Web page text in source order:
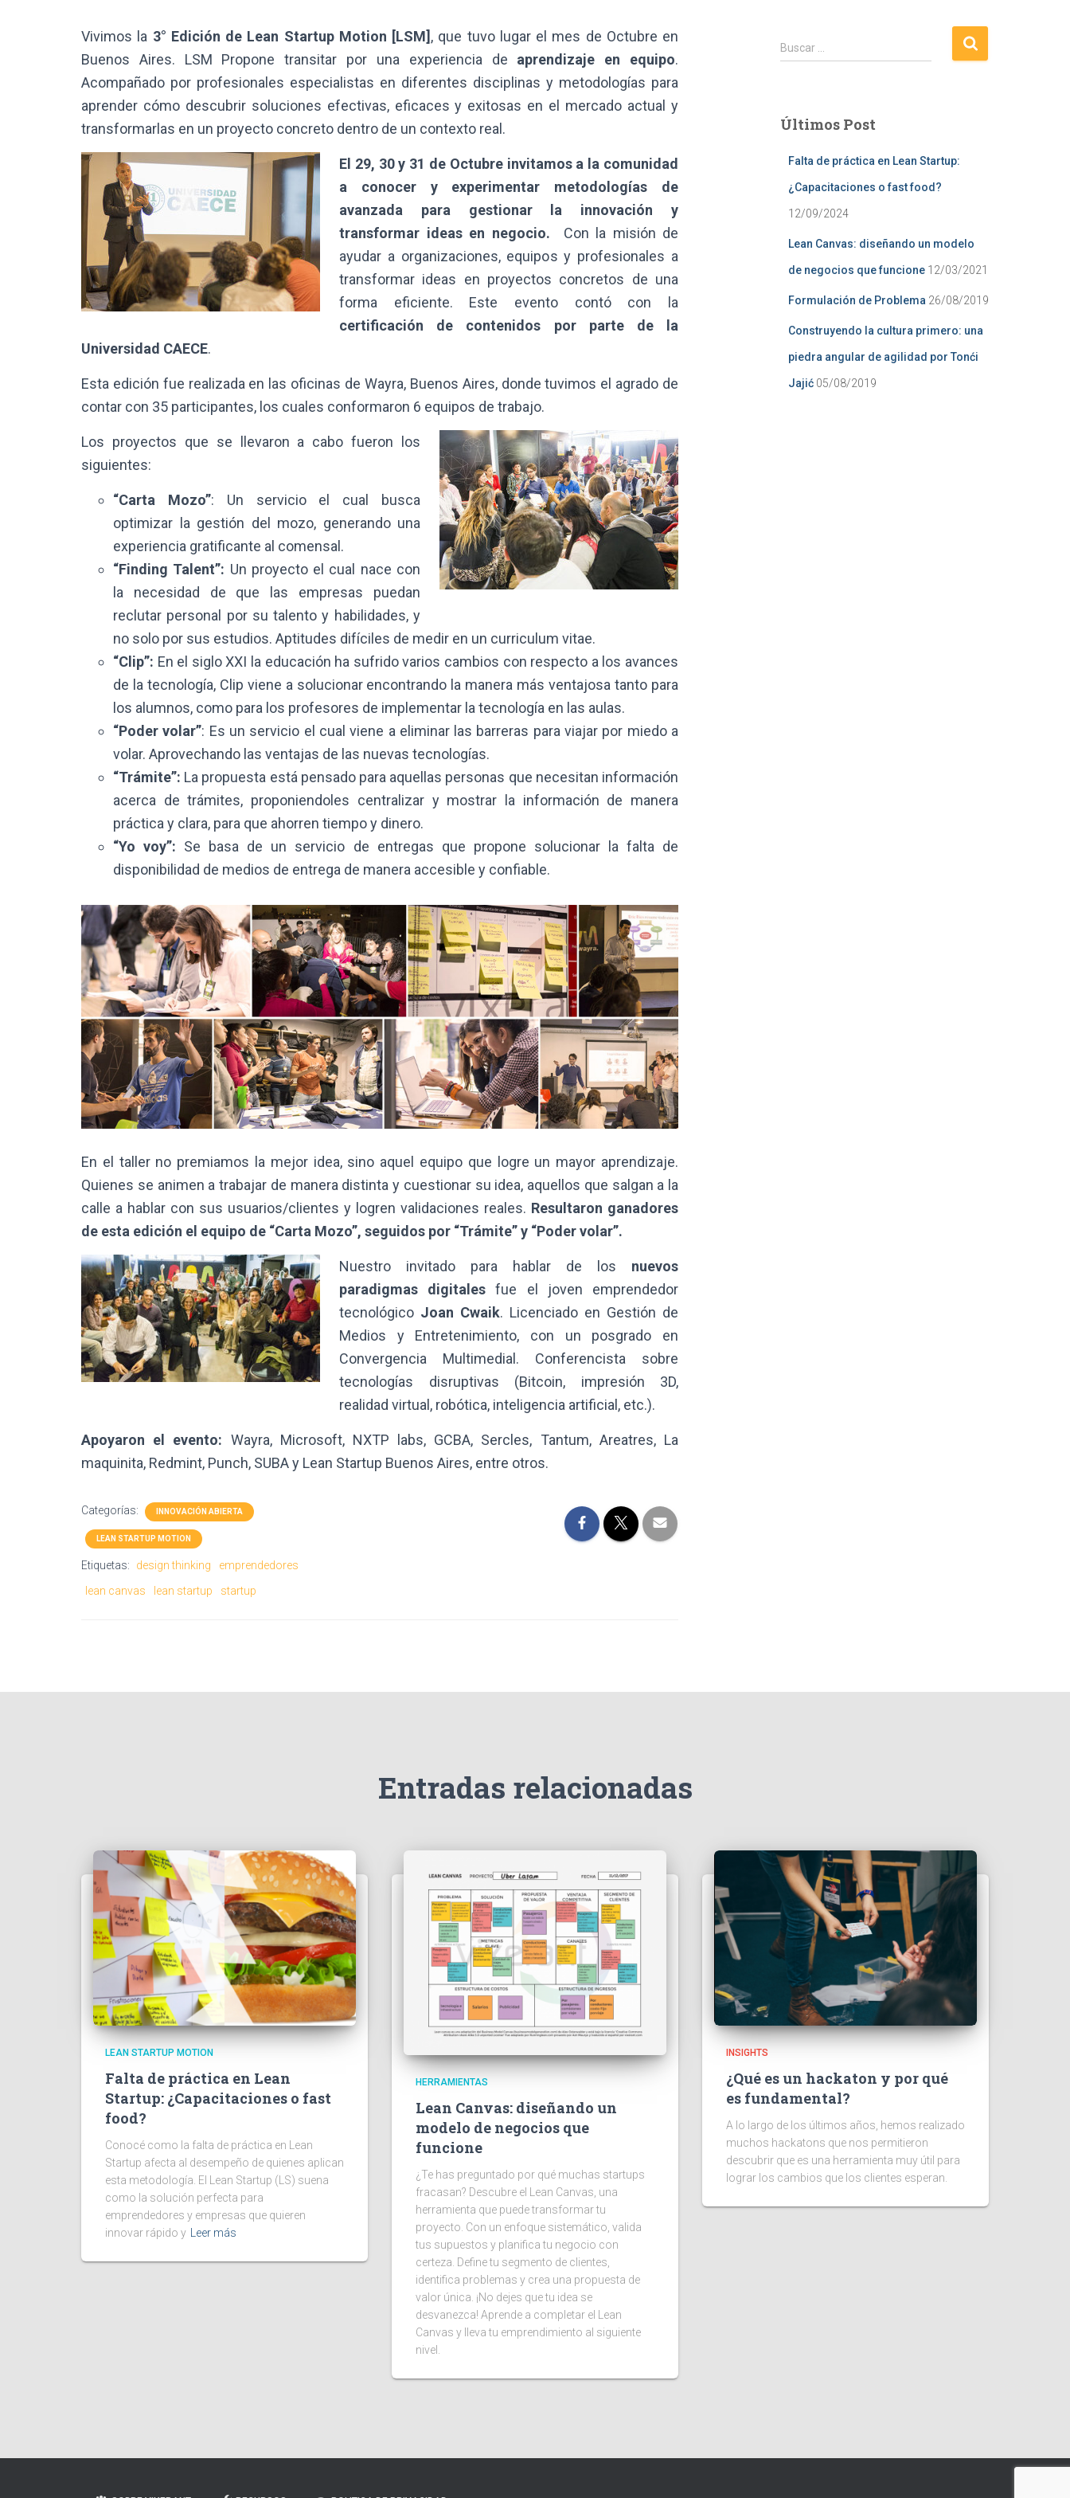
Vivimos la 3° Edición de Lean Startup Motion [LSM] , que tuvo lugar el mes de Octubre en
Buenos Aires. LSM Propone transitar por una experiencia de aprendizaje en equipo.
Acompañado por profesionales especialistas en diferentes disciplinas y metodologías para
aprender cómo descubrir soluciones efectivas, eficaces y exitosas en el mercado actual y
transformarlas en un proyecto concreto dentro de un contexto real.
El 29, 30 y 31 de Octubre invitamos a la comunidad
a conocer y experimentar metodologías de
avanzada para gestionar la innovación y
transformar ideas en negocio. Con la misión de
ayudar a organizaciones, equipos y profesionales a
transformar ideas en proyectos concretos de una
forma eficiente. Este evento contó con la
certificación de contenidos por parte de la
Universidad CAECE.
Esta edición fue realizada en las oficinas de Wayra, Buenos Aires, donde tuvimos el agrado de
contar con 35 participantes, los cuales conformaron 6 equipos de trabajo.
Los proyectos que se llevaron a cabo fueron los
siguientes:
“Carta Mozo”: Un servicio el cual busca
optimizar la gestión del mozo, generando una
experiencia gratificante al comensal.
“Finding Talent”: Un proyecto el cual nace con
la necesidad de que las empresas puedan
reclutar personal por su talento y habilidades, y
no solo por sus estudios. Aptitudes difíciles de medir en un curriculum vitae.
“Clip”: En el siglo XXI la educación ha sufrido varios cambios con respecto a los avances
de la tecnología, Clip viene a solucionar encontrando la manera más ventajosa tanto para
los alumnos, como para los profesores de implementar la tecnología en las aulas.
“Poder volar”: Es un servicio el cual viene a eliminar las barreras para viajar por miedo a
volar. Aprovechando las ventajas de las nuevas tecnologías.
“Trámite”: La propuesta está pensado para aquellas personas que necesitan información
acerca de trámites, proponiendoles centralizar y mostrar la información de manera
práctica y clara, para que ahorren tiempo y dinero.
“Yo voy”: Se basa de un servicio de entregas que propone solucionar la falta de
disponibilidad de medios de entrega de manera accesible y confiable.
En el taller no premiamos la mejor idea, sino aquel equipo que logre un mayor aprendizaje.
Quienes se animen a trabajar de manera distinta y cuestionar su idea, aquellos que salgan a la
calle a hablar con sus usuarios/clientes y logren validaciones reales. Resultaron ganadores
de esta edición el equipo de “Carta Mozo”, seguidos por “Trámite” y “Poder volar”.
Nuestro invitado para hablar de los nuevos
paradigmas digitales fue el joven emprendedor
tecnológico Joan Cwaik. Licenciado en Gestión de
Medios y Entretenimiento, con un posgrado en
Convergencia Multimedial. Conferencista sobre
tecnologías disruptivas (Bitcoin, impresión 3D,
realidad virtual, robótica, inteligencia artificial, etc.).
Apoyaron el evento: Wayra, Microsoft, NXTP labs, GCBA, Sercles, Tantum, Areatres, La
maquinita, Redmint, Punch, SUBA y Lean Startup Buenos Aires, entre otros.
Categorías: INNOVACIÓN ABIERTA
LEAN STARTUP MOTION
Etiquetas: design thinking
emprendedores
lean canvas
lean startup startup
B
u
r
Buscar …
Últimos Post
Falta de práctica en Lean Startup:
¿Capacitaciones o fast food?
12/09/2024
Lean Canvas: diseñando un modelo
de negocios que funcione 12/03/2021
Formulación de Problema 26/08/2019
Construyendo la cultura primero: una
piedra angular de agilidad por Tonći
Jajić 05/08/2019
Entradas relacionadas
LEAN STARTUP MOTION
Falta de práctica en Lean
Startup: ¿Capacitaciones o fast
food?
Conocé como la falta de práctica en Lean
Startup afecta al desempeño de quienes aplican
esta metodología. El Lean Startup (LS) suena
como la solución perfecta para
emprendedores y empresas que quieren
innovar rápido y Leer más
HERRAMIENTAS
Lean Canvas: diseñando un
modelo de negocios que
funcione
¿Te has preguntado por qué muchas startups
fracasan? Descubre el Lean Canvas, una
herramienta que puede transformar tu
proyecto. Con un enfoque sistemático, valida
tus supuestos y planifica tu negocio con
certeza. Define tu segmento de clientes,
identifica problemas y crea una propuesta de
valor única. ¡No dejes que tu idea se
desvanezca! Aprende a completar el Lean
Canvas y lleva tu emprendimiento al siguiente
nivel.
INSIGHTS
¿Qué es un hackaton y por qué
es fundamental?
A lo largo de los últimos años, hemos realizado
muchos hackatons que nos permitieron
descubrir que es una herramienta muy útil para
lograr los cambios que los clientes esperan.